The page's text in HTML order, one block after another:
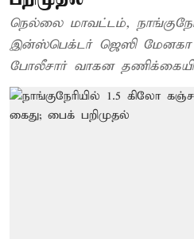
நெல்லை மாவட்டம்,
இன்ஸ்பெக்டர் ஜெஸி
போலீசார் வாகன தணிக்கையில்